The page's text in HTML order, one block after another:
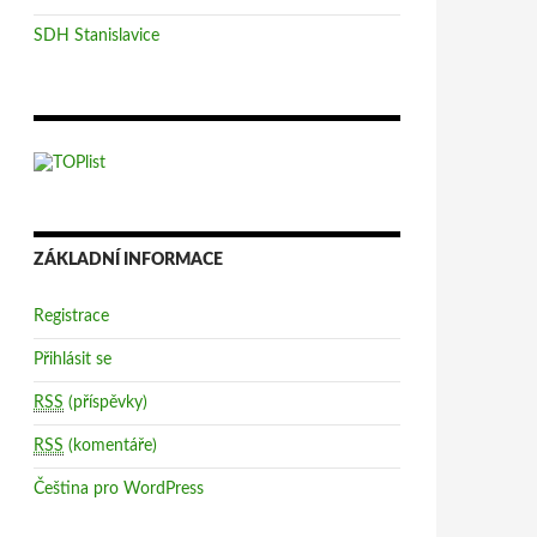
SDH Stanislavice
ZÁKLADNÍ INFORMACE
Registrace
Přihlásit se
RSS (příspěvky)
RSS (komentáře)
Čeština pro WordPress